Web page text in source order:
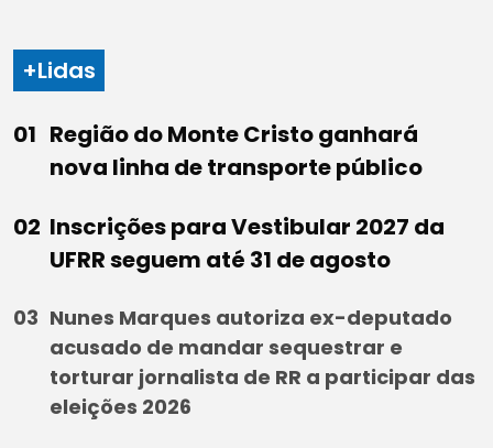
+Lidas
Região do Monte Cristo ganhará
nova linha de transporte público
Inscrições para Vestibular 2027 da
UFRR seguem até 31 de agosto
Nunes Marques autoriza ex-deputado
acusado de mandar sequestrar e
torturar jornalista de RR a participar das
eleições 2026